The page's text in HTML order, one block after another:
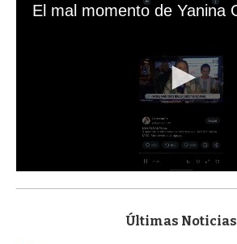
s
Últimas Noticias